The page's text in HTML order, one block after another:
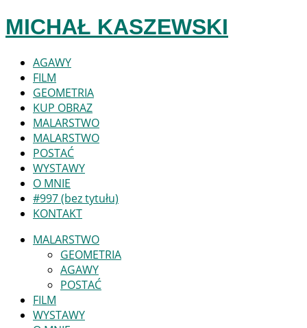
MICHAŁ KASZEWSKI
Search
for:
AGAWY
FILM
GEOMETRIA
KUP OBRAZ
MALARSTWO
MALARSTWO
POSTAĆ
WYSTAWY
O MNIE
#997 (bez tytułu)
KONTAKT
MALARSTWO
GEOMETRIA
AGAWY
POSTAĆ
FILM
WYSTAWY